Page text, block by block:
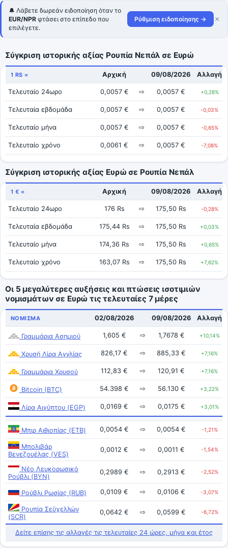
🔔 Λάβετε δωρεάν ειδοποίηση όταν το
EUR/NPR φτάσει στο επίπεδο που
επιλέγετε.
Ρύθμιση ειδοποίησης → ×
Σύγκριση ιστορικής αξίας Ρουπία Νεπάλ σε Ευρώ
1 RS = Αρχική 09/08/2026 Αλλαγή
Τελευταίο 24ωρο 0,0057 € ⇨ 0,0057 € +0,28%
Τελευταία εβδομάδα 0,0057 € ⇨ 0,0057 € -0,03%
Τελευταίο μήνα 0,0057 € ⇨ 0,0057 € -0,65%
Τελευταίο χρόνο 0,0061 € ⇨ 0,0057 € -7,08%
Σύγκριση ιστορικής αξίας Ευρώ σε Ρουπία Νεπάλ
1 € = Αρχική 09/08/2026 Αλλαγή
Τελευταίο 24ωρο 176 Rs ⇨ 175,50 Rs -0,28%
Τελευταία εβδομάδα 175,44 Rs ⇨ 175,50 Rs +0,03%
Τελευταίο μήνα 174,36 Rs ⇨ 175,50 Rs +0,65%
Τελευταίο χρόνο 163,07 Rs ⇨ 175,50 Rs +7,62%
Οι 5 μεγαλύτερες αυξήσεις και πτώσεις ισοτιμιών
νομισμάτων σε Ευρώ τις τελευταίες 7 μέρες
ΝΌΜΙΣΜΑ 02/08/2026 09/08/2026 Αλλαγή
Γραμμάρια Ασημιού 1,605 € ⇨ 1,7678 € +10,14%
Χρυσή Λίρα Αγγλίας 826,17 € ⇨ 885,33 € +7,16%
Γραμμάρια Χρυσού 112,83 € ⇨ 120,91 € +7,16%
Bitcoin (BTC) 54.398 € ⇨ 56.130 € +3,22%
Λίρα Αιγύπτου (EGP) 0,0169 € ⇨ 0,0175 € +3,01%
Μπιρ Αιθιοπίας (ETB) 0,0054 € ⇨ 0,0054 € -1,21%
Μπολιβάρ
Βενεζουέλας (VES)
0,0012 € ⇨ 0,0011 € -1,54%
Νέο Λευκορωσικό
Ρούβλι (BYN)
0,2989 € ⇨ 0,2913 € -2,52%
Ρούβλι Ρωσίας (RUB) 0,0109 € ⇨ 0,0106 € -3,07%
Ρουπία Σεϋχελλών
(SCR)
0,0642 € ⇨ 0,0599 € -6,72%
Δείτε επίσης τις αλλαγές τις τελευταίες 24 ώρες, μήνα και έτος